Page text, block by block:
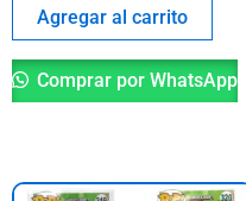
Agregar al carrito
Comprar por WhatsApp